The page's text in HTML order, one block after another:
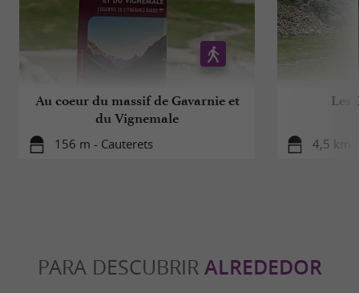
Au coeur du massif de Gavarnie et
du Vignemale
156 m - Cauterets
Les
4,5 km
PARA DESCUBRIR ALREDEDOR